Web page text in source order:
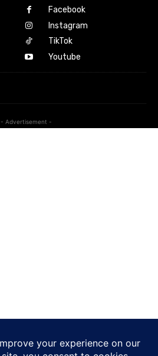
Facebook
Instagram
TikTok
Youtube
- Advertisement -